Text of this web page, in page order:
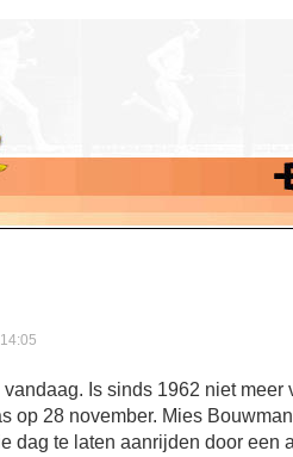
Is sinds 1962 niet
op 28 november. Mies
dag te laten aanrijden door